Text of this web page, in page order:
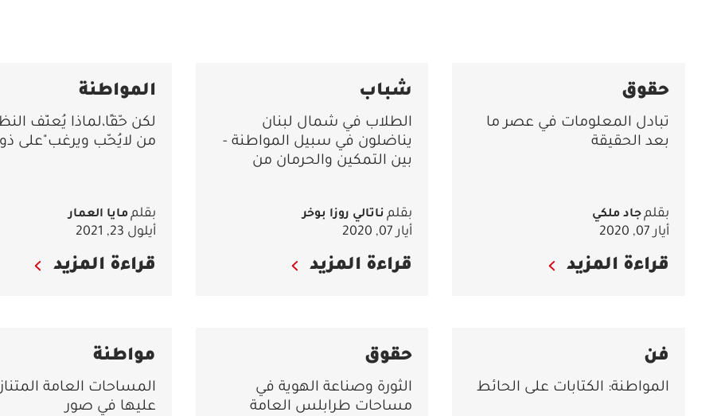
حقوق
تبادل المعلومات في عصر ما
بعد الحقيقة
بقلمجاد ملكي
أيار 07, 2020
قراءة المزيد
شباب
الطلاب في شمال لبنان
يناضلون في سبيل المواطنة -
بين التمكين والحرمان من
بقلم ناتالي روزا بوخر
أيار 07, 2020
قراءة المزيد
المواطنة
لكن حّقًا،لماذا يُعنّف
من لايُحّب ويرغب"على
بقلم مايا العمار
أيلول 23, 2021
قراءة المزيد
فن
المواطنة: الكتابات على الحائط
حقوق
الثورة وصناعة الهوية في
مساحات طرابلس العامة
مواطنة
المساحات العامة
عليها في صور